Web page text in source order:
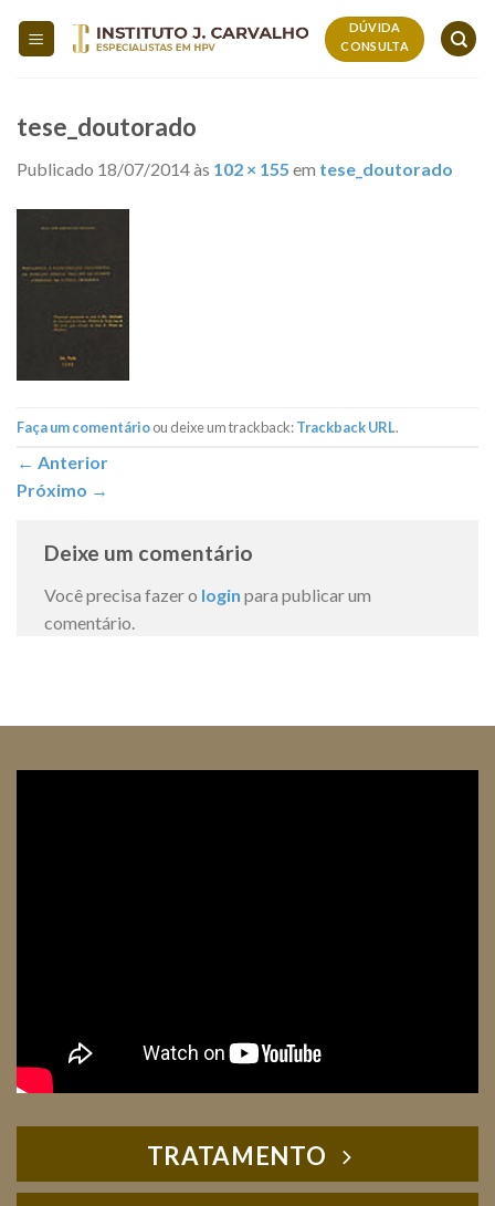
DÚVIDA
CONSULTA
tese_doutorado
Publicado 18/07/2014às 102 × 155 em tese_doutorado
Faça um comentárioou deixe um trackback:Trackback URL.
← Anterior
Próximo →
Deixe um comentário
Você precisa fazer o login para publicar um
comentário.
TRATAMENTO